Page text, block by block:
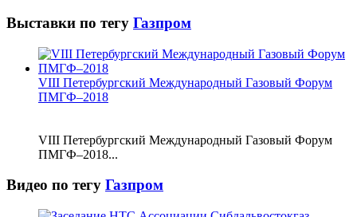
Выставки по тегу Газпром
VIII Петербургский Международный Газовый Форум
ПМГФ–2018
VIII Петербургский Международный Газовый Форум
ПМГФ–2018...
Видео по тегу Газпром